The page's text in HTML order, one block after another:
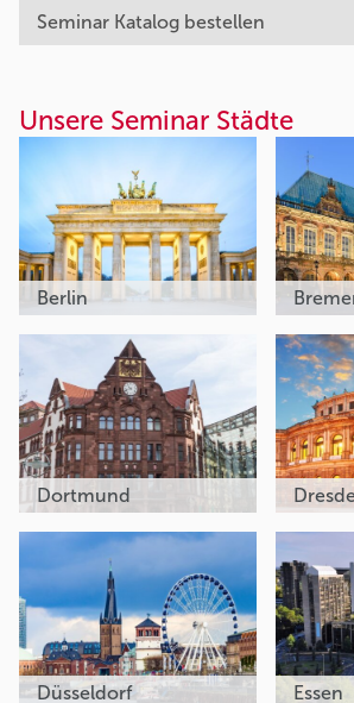
Seminar Katalog bestellen
Unsere Seminar Städte
Berlin
Dortmund
Düsseldorf Essen